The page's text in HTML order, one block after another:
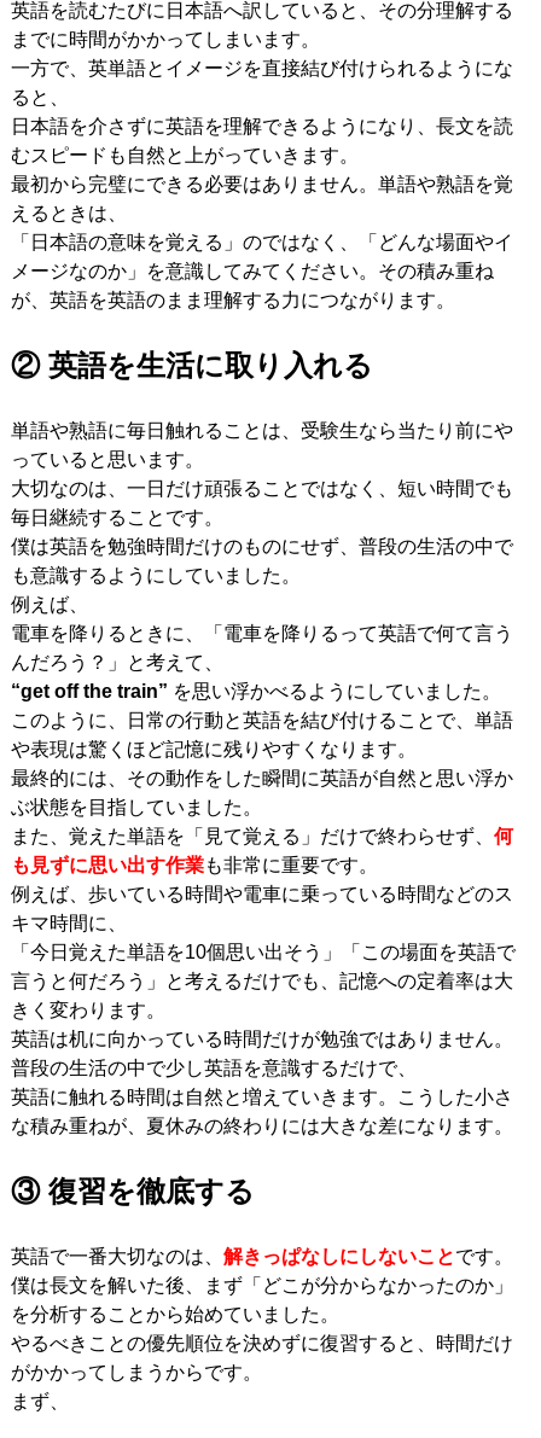
英語を読むたびに日本語へ訳していると、その分理解する
までに時間がかかってしまいます。
一方で、英単語とイメージを直接結び付けられるようにな
ると、
日本語を介さずに英語を理解できるようになり、長文を読
むスピードも自然と上がっていきます。
最初から完璧にできる必要はありません。単語や熟語を覚
えるときは、
「日本語の意味を覚える」のではなく、「どんな場面やイ
メージなのか」を意識してみてください。その積み重ね
が、英語を英語のまま理解する力につながります。
② 英語を生活に取り入れる
単語や熟語に毎日触れることは、受験生なら当たり前にや
っていると思います。
大切なのは、一日だけ頑張ることではなく、短い時間でも
毎日継続することです。
僕は英語を勉強時間だけのものにせず、普段の生活の中で
も意識するようにしていました。
例えば、
電車を降りるときに、「電車を降りるって英語で何て言う
んだろう？」と考えて、
“get off the train” を思い浮かべるようにしていました。
このように、日常の行動と英語を結び付けることで、単語
や表現は驚くほど記憶に残りやすくなります。
最終的には、その動作をした瞬間に英語が自然と思い浮か
ぶ状態を目指していました。
また、覚えた単語を「見て覚える」だけで終わらせず、 何
も見ずに思い出す作業も非常に重要です。
例えば、歩いている時間や電車に乗っている時間などのス
キマ時間に、
「今日覚えた単語を10個思い出そう」「この場面を英語で
言うと何だろう」と考えるだけでも、記憶への定着率は大
きく変わります。
英語は机に向かっている時間だけが勉強ではありません。
普段の生活の中で少し英語を意識するだけで、
英語に触れる時間は自然と増えていきます。こうした小さ
な積み重ねが、夏休みの終わりには大きな差になります。
③ 復習を徹底する
英語で一番大切なのは、 解きっぱなしにしないことです。
僕は長文を解いた後、まず「どこが分からなかったのか」
を分析することから始めていました。
やるべきことの優先順位を決めずに復習すると、時間だけ
がかかってしまうからです。
まず、